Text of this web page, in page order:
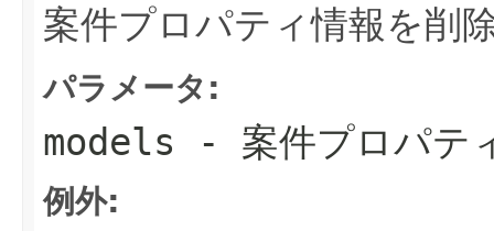
案件プロパティ情報を削
パラメータ:
models - 案件プロパテ
例外: